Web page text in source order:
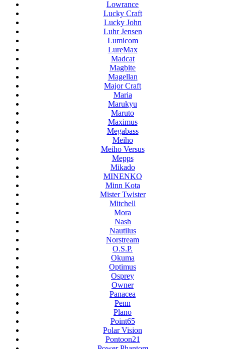
Lowrance
Lucky Craft
Lucky John
Luhr Jensen
Lumicom
LureMax
Madcat
Magbite
Magellan
Major Craft
Maria
Marukyu
Maruto
Maximus
Megabass
Meiho
Meiho Versus
Mepps
Mikado
MINENKO
Minn Kota
Mister Twister
Mitchell
Mora
Nash
Nautilus
Norstream
O.S.P.
Okuma
Optimus
Osprey
Owner
Panacea
Penn
Plano
Point65
Polar Vision
Pontoon21